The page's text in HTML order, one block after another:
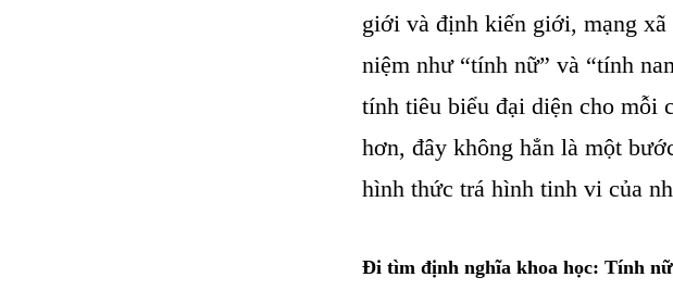
giới và định kiến giới, mạng
niệm như “tính nữ” và “tính
tính tiêu biểu đại diện cho mỗi
hơn, đây không hẳn là một
hình thức trá hình tinh vi của
Đi tìm định nghĩa khoa học: Tính